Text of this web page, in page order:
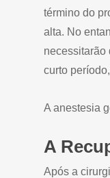
término do
alta. No
necessitarão
curto
A anestesia
A
Após a